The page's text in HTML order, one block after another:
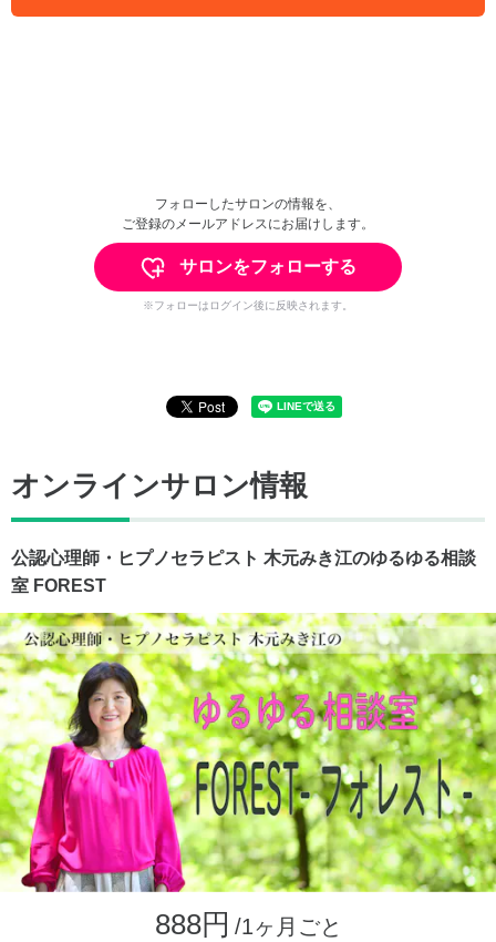
フォローしたサロンの情報を、
ご登録のメールアドレスにお届けします。
サロンをフォローする
※フォローはログイン後に反映されます。
オンラインサロン情報
公認心理師・ヒプノセラピスト 木元みき江のゆるゆる相談
室 FOREST
888円 /1ヶ月ごと